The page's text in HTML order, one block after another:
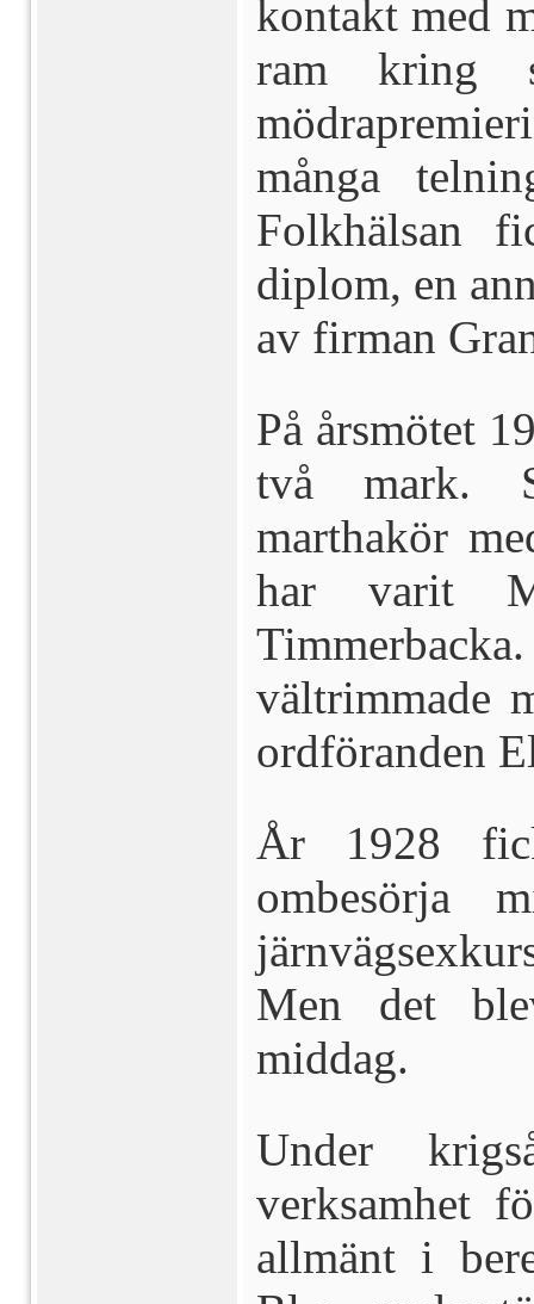
kontakt med
ram kring
många
Folkhälsan
diplom, en
av firman
På årsmötet
två mark.
marthakör
har varit
vältrimmade
ordföranden
År 1928
ombesörja
Men det
middag.
Under
verksamhet
allmänt i